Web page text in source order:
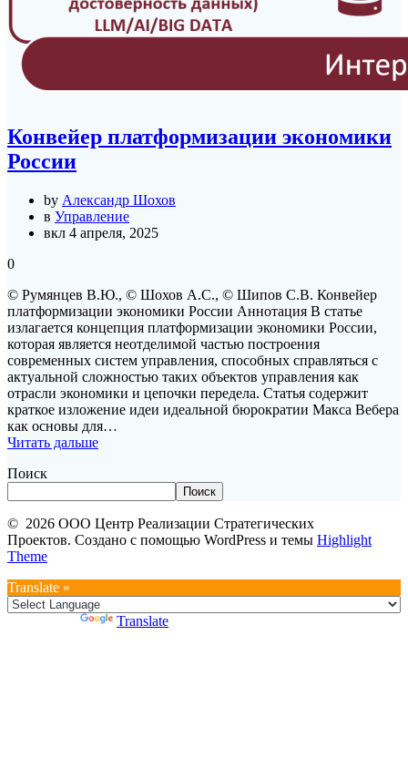
Конвейер платформизации экономики
России
by Александр Шохов
в Управление
вкл 4 апреля, 2025
0
© Румянцев В.Ю., © Шохов А.С., © Шипов С.В. Конвейер
платформизации экономики России Аннотация В статье
излагается концепция платформизации экономики России,
которая является неотделимой частью построения
современных систем управления, способных справляться с
актуальной сложностью таких объектов управления как
отрасли экономики и цепочки передела. Статья содержит
краткое изложение идеи идеальной бюрократии Макса Вебера
как основы для…
Читать дальше
Поиск
Поиск
© 2026 ООО Центр Реализации Стратегических
Проектов. Создано с помощью WordPress и темы Highlight
Theme
Translate »
Translate